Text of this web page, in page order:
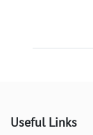
Useful Links